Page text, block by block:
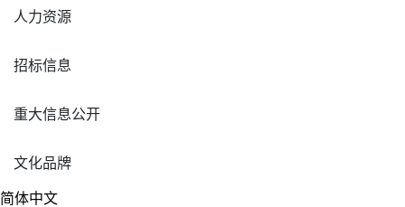
人力资源
招标信息
重大信息公开
文化品牌
简体中文